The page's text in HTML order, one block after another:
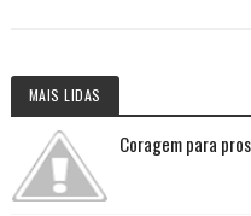
MAIS LIDAS
Coragem para